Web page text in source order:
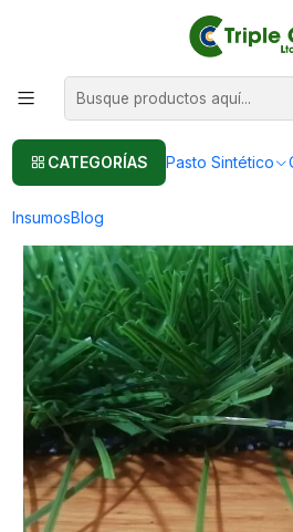
CATEGORÍAS Pasto Sintético
InsumosBlog
Pasto sintético Para
Pasto sintético precio medio: cancha